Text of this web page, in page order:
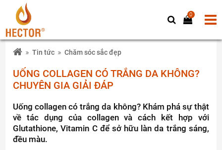
0
Tin tức Chăm sóc sắc đẹp
UỐNG COLLAGEN CÓ TRẮNG DA KHÔNG?
CHUYÊN GIA GIẢI ĐÁP
Uống collagen có trắng da không? Khám phá sự thật
về tác dụng của collagen và cách kết hợp với
Glutathione, Vitamin C để sở hữu làn da trắng sáng,
đều màu.